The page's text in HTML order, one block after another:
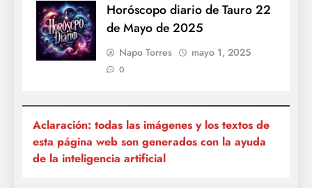
Horóscopo diario de Tauro 22
de Mayo de 2025
Napo Torres mayo 1, 2025
0
Aclaración: todas las imágenes y los textos de
esta página web son generados con la ayuda
de la inteligencia artificial